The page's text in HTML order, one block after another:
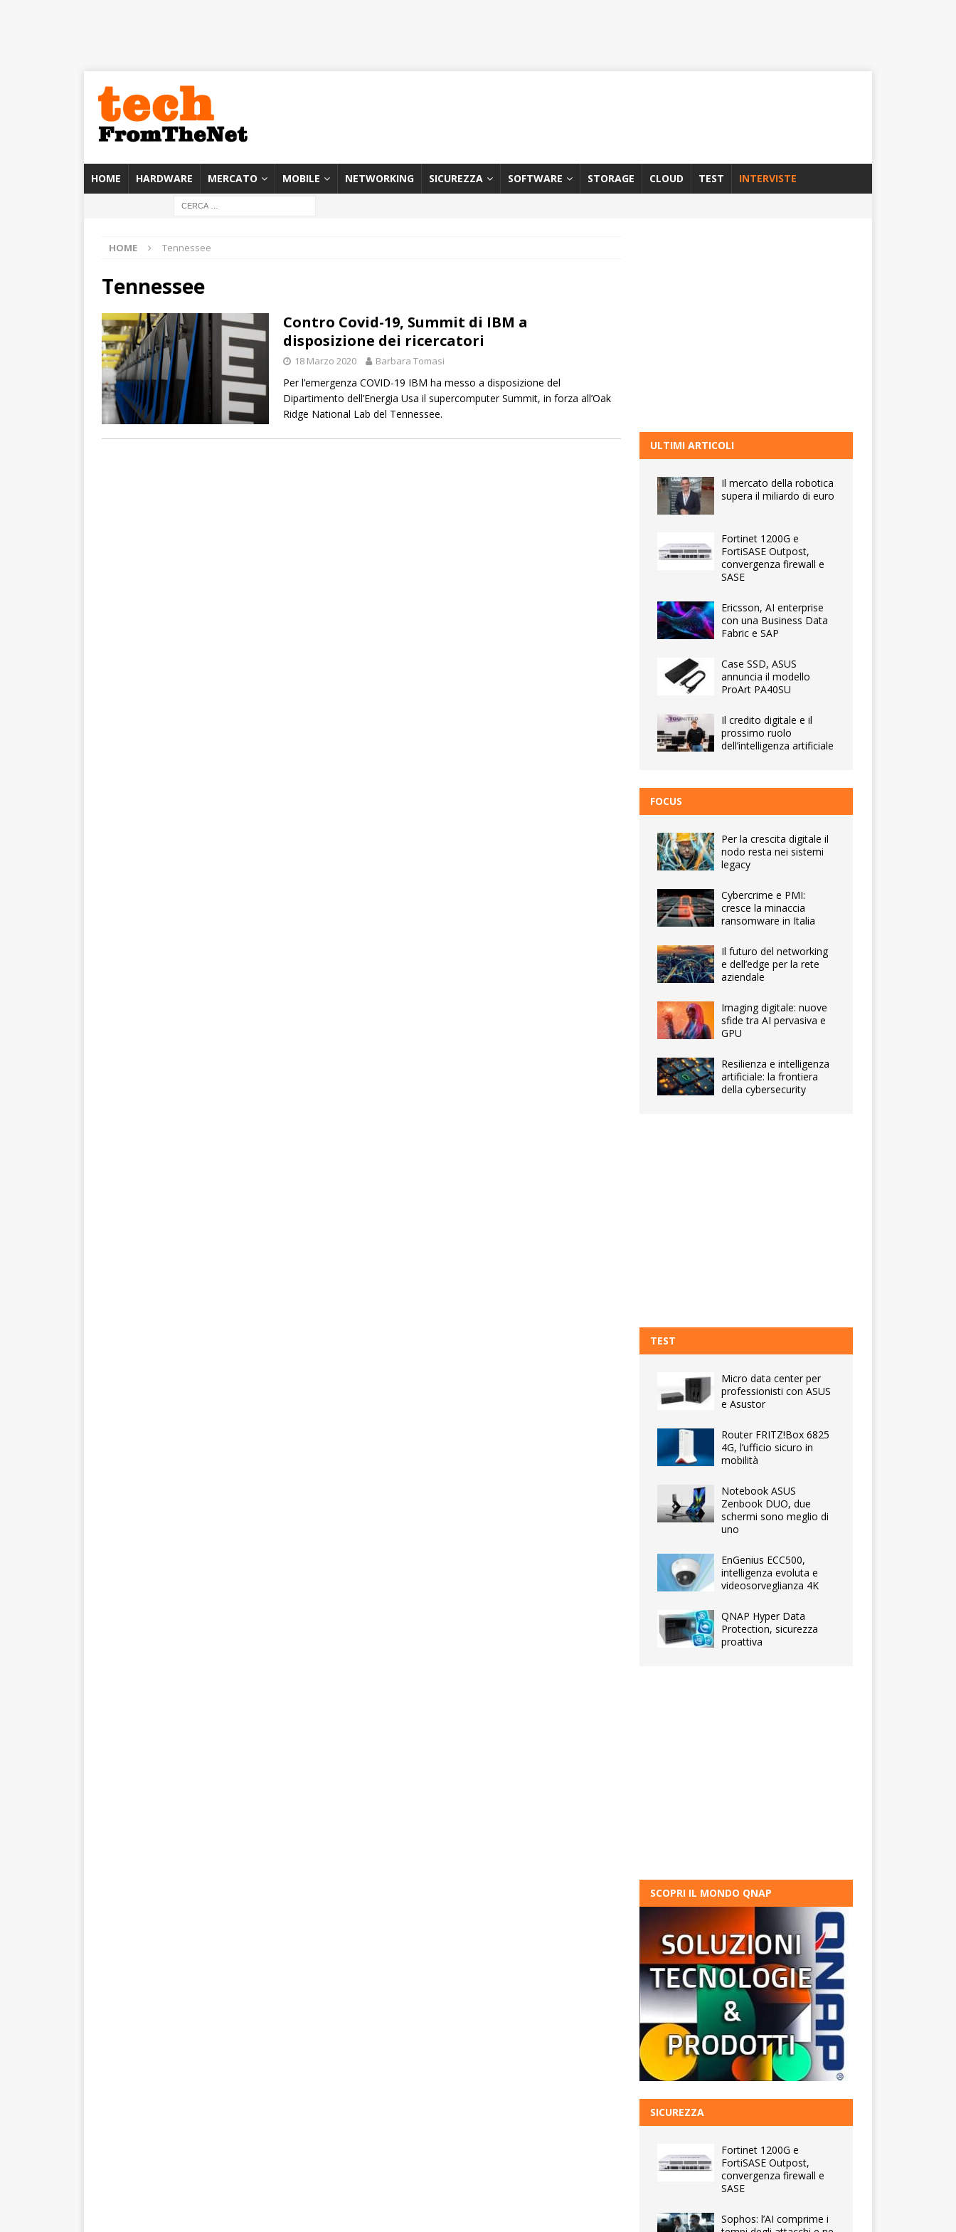
HOME HARDWARE MERCATO MOBILE NETWORKING SICUREZZA SOFTWARE STORAGE CLOUD TEST INTERVISTE
HOME Tennessee
Tennessee
Contro Covid-19, Summit di IBM a
disposizione dei ricercatori
18 Marzo 2020 Barbara Tomasi
Per l’emergenza COVID-19 IBM ha messo a disposizione del
Dipartimento dell’Energia Usa il supercomputer Summit, in forza all’Oak
Ridge National Lab del Tennessee.
ULTIMI ARTICOLI
Il mercato della robotica
supera il miliardo di euro
Fortinet 1200G e
FortiSASE Outpost,
convergenza firewall e
SASE
Ericsson, AI enterprise
con una Business Data
Fabric e SAP
Case SSD, ASUS
annuncia il modello
ProArt PA40SU
Il credito digitale e il
prossimo ruolo
dell’intelligenza artificiale
FOCUS
Per la crescita digitale il
nodo resta nei sistemi
legacy
Cybercrime e PMI:
cresce la minaccia
ransomware in Italia
Il futuro del networking
e dell’edge per la rete
aziendale
Imaging digitale: nuove
sfide tra AI pervasiva e
GPU
Resilienza e intelligenza
artificiale: la frontiera
della cybersecurity
TEST
Micro data center per
professionisti con ASUS
e Asustor
Router FRITZ!Box 6825
4G, l’ufficio sicuro in
mobilità
Notebook ASUS
Zenbook DUO, due
schermi sono meglio di
uno
EnGenius ECC500,
intelligenza evoluta e
videosorveglianza 4K
QNAP Hyper Data
Protection, sicurezza
proattiva
SCOPRI IL MONDO QNAP
SICUREZZA
Fortinet 1200G e
FortiSASE Outpost,
convergenza firewall e
SASE
Sophos: l’AI comprime i